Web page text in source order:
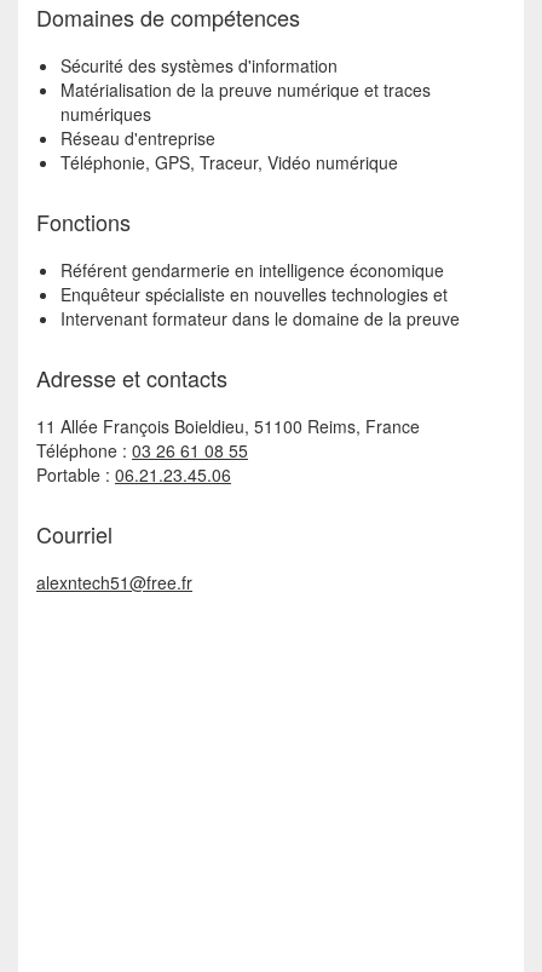
Domaines de compétences
Sécurité des systèmes d'information
Matérialisation de la preuve numérique et traces
numériques
Réseau d'entreprise
Téléphonie, GPS, Traceur, Vidéo numérique
Fonctions
Référent gendarmerie en intelligence économique
Enquêteur spécialiste en nouvelles technologies et
Intervenant formateur dans le domaine de la preuve
Adresse et contacts
11 Allée François Boieldieu, 51100 Reims, France
Téléphone : 03 26 61 08 55
Portable : 06.21.23.45.06
Courriel
alexntech51@free.fr